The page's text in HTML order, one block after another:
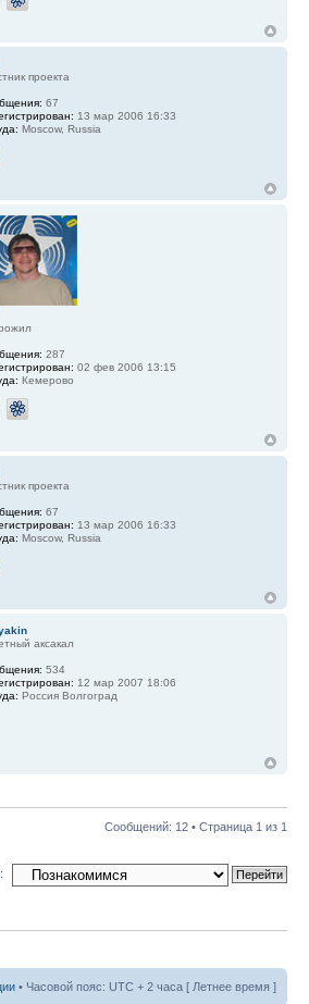
проекта
67
13 мар 2006 16:33
Moscow, Russia
287
02 фев 2006 13:15
Кемерово
проекта
67
13 мар 2006 16:33
Moscow, Russia
аксакал
534
12 мар 2007 18:06
Россия Волгоград
Сообщений: 12 • Страница 1 из 1
• Часовой пояс: UTC + 2 часа [ Летнее время ]